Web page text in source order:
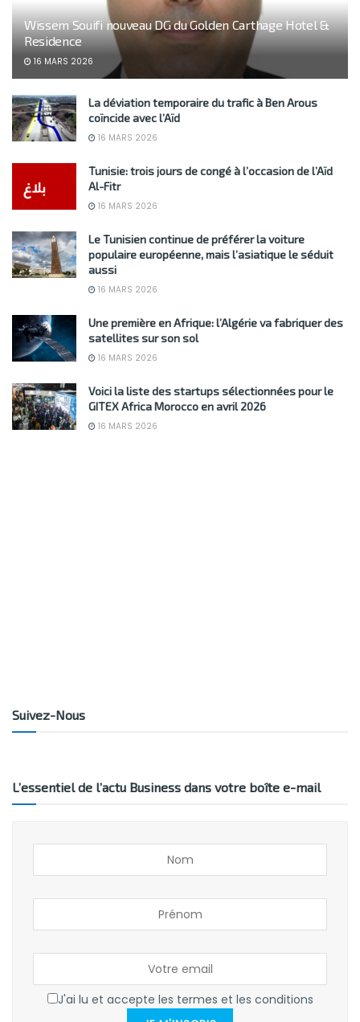
Wissem Souifi nouveau DG du Golden Carthage Hotel &
Residence
16 MARS 2026
La déviation temporaire du trafic à Ben Arous
coïncide avec l’Aïd
16 MARS 2026
Tunisie: trois jours de congé à l’occasion de l’Aïd
Al-Fitr
16 MARS 2026
Le Tunisien continue de préférer la voiture
populaire européenne, mais l’asiatique le séduit
aussi
16 MARS 2026
Une première en Afrique: l’Algérie va fabriquer des
satellites sur son sol
16 MARS 2026
Voici la liste des startups sélectionnées pour le
GITEX Africa Morocco en avril 2026
16 MARS 2026
Suivez-Nous
L’essentiel de l’actu Business dans votre boîte e-mail
J'ai lu et accepte les termes et les conditions